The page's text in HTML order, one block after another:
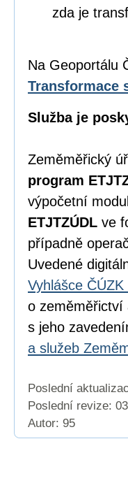
zda je
Na Geoportálu
Transformace
Služba je
Zeměměřický
program
výpočetní
ETJTZÚDL ve
případně
Uvedené
Vyhlášce
o zeměměřictví
s jeho
a služeb
Poslední
Poslední revize:
Autor: 95